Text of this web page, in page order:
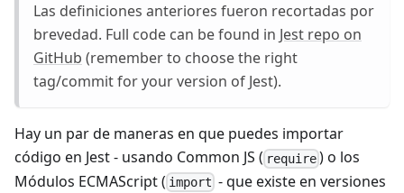
Las definiciones anteriores fueron recortadas por
brevedad. Full code can be found in Jest repo on
GitHub (remember to choose the right
tag/commit for your version of Jest).
Hay un par de maneras en que puedes importar
código en Jest - usando Common JS ( require ) o los
Módulos ECMAScript ( import - que existe en versiones